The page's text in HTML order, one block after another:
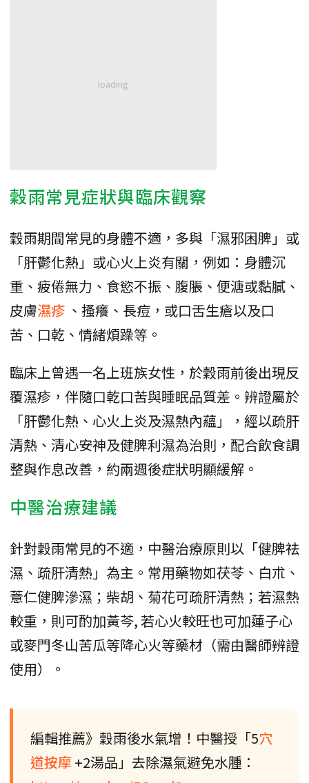
穀雨常見症狀與臨床觀察
穀雨期間常見的身體不適，多與「濕邪困脾」或
「肝鬱化熱」或心火上炎有關，例如：身體沉
重、疲倦無力、食慾不振、腹脹、便溏或黏膩、
皮膚濕疹 、搔癢、長痘，或口舌生瘡以及口
苦、口乾、情緒煩躁等。
臨床上曾遇一名上班族女性，於穀雨前後出現反
覆濕疹，伴隨口乾口苦與睡眠品質差。辨證屬於
「肝鬱化熱、心火上炎及濕熱內蘊」，經以疏肝
清熱、清心安神及健脾利濕為治則，配合飲食調
整與作息改善，約兩週後症狀明顯緩解。
中醫治療建議
針對穀雨常見的不適，中醫治療原則以「健脾祛
濕、疏肝清熱」為主。常用藥物如茯苓、白朮、
薏仁健脾滲濕；柴胡、菊花可疏肝清熱；若濕熱
較重，則可酌加黃芩, 若心火較旺也可加蓮子心
或麥門冬山苦瓜等降心火等藥材（需由醫師辨證
使用）。
編輯推薦》穀雨後水氣增！中醫授「5穴
道按摩+2湯品」去除濕氣避免水腫：